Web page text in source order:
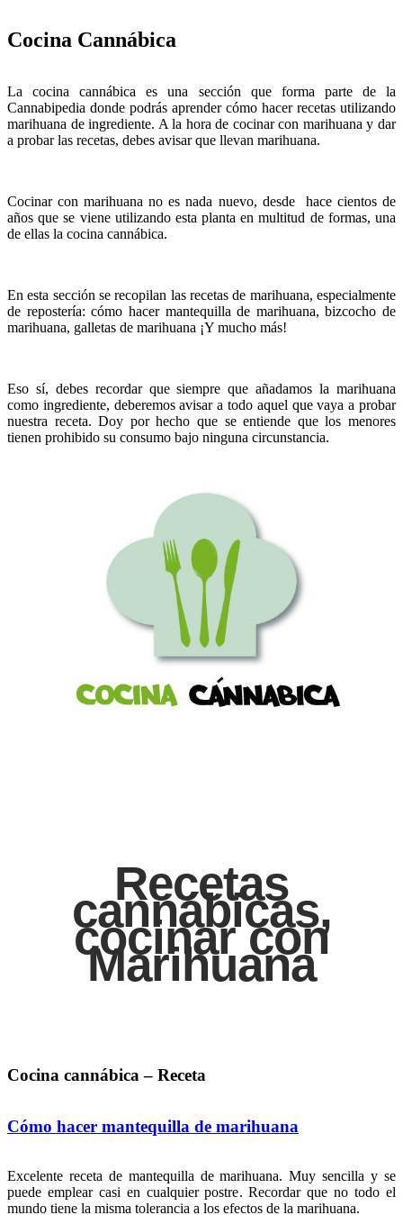
Cocina Cannábica
La cocina cannábica es una sección que forma parte de la
Cannabipedia donde podrás aprender cómo hacer recetas utilizando
marihuana de ingrediente. A la hora de cocinar con marihuana y dar
a probar las recetas, debes avisar que llevan marihuana.
Cocinar con marihuana no es nada nuevo, desde hace cientos de
años que se viene utilizando esta planta en multitud de formas, una
de ellas la cocina cannábica.
En esta sección se recopilan las recetas de marihuana, especialmente
de repostería: cómo hacer mantequilla de marihuana, bizcocho de
marihuana, galletas de marihuana ¡Y mucho más!
Eso sí, debes recordar que siempre que añadamos la marihuana
como ingrediente, deberemos avisar a todo aquel que vaya a probar
nuestra receta. Doy por hecho que se entiende que los menores
tienen prohibido su consumo bajo ninguna circunstancia.
Recetas
cannábicas,
cocinar con
Marihuana
Cocina cannábica – Receta
Cómo hacer mantequilla de marihuana
Excelente receta de mantequilla de marihuana. Muy sencilla y se
puede emplear casi en cualquier postre. Recordar que no todo el
mundo tiene la misma tolerancia a los efectos de la marihuana.